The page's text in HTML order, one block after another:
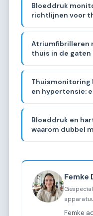
Bloeddruk
richtlijnen voor
Atriumfibrilleren
thuis in de
Thuismonitoring
en hypertensie:
Bloeddruk en
waarom dubbel
Femke
Femke